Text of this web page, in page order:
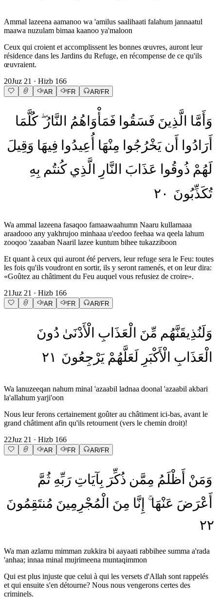
Ammal lazeena aamanoo wa 'amilus saalihaati falahum jannaatul
maawa nuzulam bimaa kaanoo ya'maloon
Ceux qui croient et accomplissent les bonnes œuvres, auront leur
résidence dans les Jardins du Refuge, en récompense de ce qu'ils
œuvraient.
20Juz 21 · Hizb 166
AR FR AR/FR
وَأَمَّا الَّذِينَ فَسَقُوا فَمَأْوَاهُمُ النَّارُ كُلَّمَا
أَرَادُوا
أَن يَخْرُجُوا مِنْهَا أُعِيدُوا فِيهَا وَقِيلَ
لَهُمْ ذُوقُوا عَذَابَ النَّارِ الَّذِي كُنتُم بِهِ
تُكَذِّبُونَ ٢٠
Wa ammal lazeena fasaqoo famaawaahumn Naaru kullamaaa
araadooo any yakhrujoo minhaaa u'eedoo feehaa wa qeela lahum
zooqoo 'zaaaban Naaril lazee kuntum bihee tukazziboon
Et quant à ceux qui auront été pervers, leur refuge sera le Feu: toutes
les fois qu'ils voudront en sortir, ils y seront ramenés, et on leur dira:
«Goûtez au châtiment du Feu auquel vous refusiez de croire».
21Juz 21 · Hizb 166
AR FR AR/FR
وَلَنُذِيقَنَّهُم مِّنَ الْعَذَابِ الْأَدْنَىٰ دُونَ
الْعَذَابِ الْأَكْبَرِ لَعَلَّهُمْ يَرْجِعُونَ ٢١
Wa lanuzeeqan nahum minal 'azaabil ladnaa doonal 'azaabil akbari
la'allahum yarji'oon
Nous leur ferons certainement goûter au châtiment ici-bas, avant le
grand châtiment afin qu'ils retournent (vers le chemin droit)!
22Juz 21 · Hizb 166
AR FR AR/FR
وَمَنْ أَظْلَمُ مِمَّن ذُكِّرَ بِآيَاتِ رَبِّهِ ثُمَّ
أَعْرَضَ عَنْهَا إِنَّا مِنَ الْمُجْرِمِينَ مُنتَقِمُونَ
٢٢
Wa man azlamu mimman zukkira bi aayaati rabbihee summa a'rada
'anhaa; innaa minal mujrimeena muntaqimmon
Qui est plus injuste que celui à qui les versets d'Allah sont rappelés
et qui ensuite s'en détourne? Nous nous vengerons certes des
criminels.